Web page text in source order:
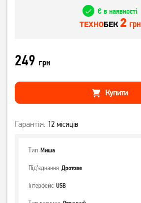
Є в наявності
ТЕХНОБЕК 2 грн
249 грн
Купити
Гарантія: 12 місяців
Тип Миша
Під'єднання Дротове
Інтерфейс USB